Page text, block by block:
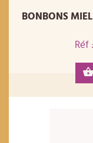
BONBONS
Réf